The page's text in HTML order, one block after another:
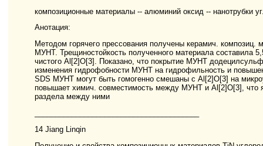
композиционные материалы -- алюминий оксид -- нанотрубки
Анотация:
Методом горячего прессования получены керамич.
МУНТ. Трещиностойкость полученного материала составила
чистого Al[2]O[3]. Показано, что покрытие МУНТ
изменения гидрофобности МУНТ на гидрофильность и
SDS МУНТ могут быть гомогенно смешаны с Al[2]O[3] на
повышает химич. совместимость между МУНТ и Al[2]O[3], что
раздела между ними
14 Jiang Linqin